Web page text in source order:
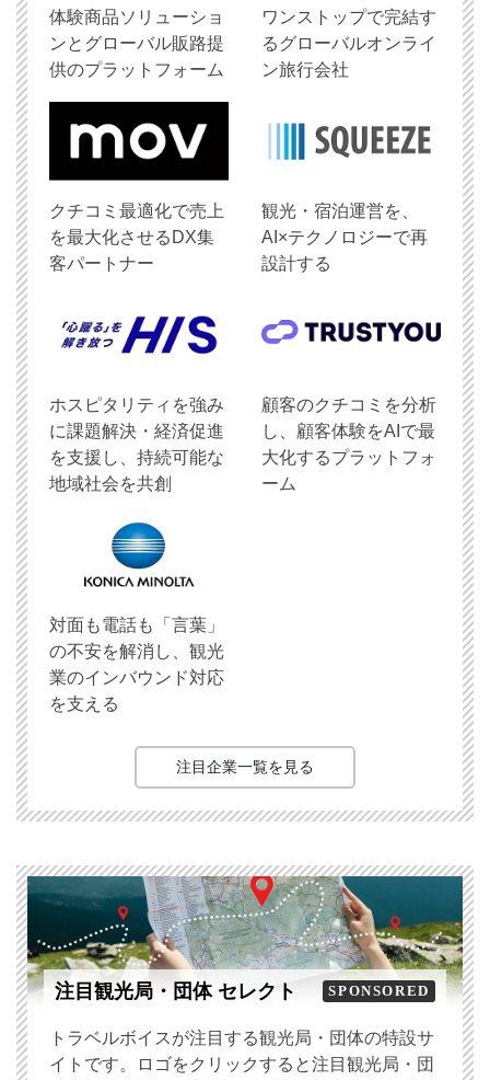
体験商品ソリューショ
ンとグローバル販路提
供のプラットフォーム
ワンストップで完結す
るグローバルオンライ
ン旅行会社
クチコミ最適化で売上
を最大化させるDX集
客パートナー
観光・宿泊運営を、
AI×テクノロジーで再
設計する
ホスピタリティを強み
に課題解決・経済促進
を支援し、持続可能な
地域社会を共創
顧客のクチコミを分析
し、顧客体験をAIで最
大化するプラットフォ
ーム
対面も電話も「言葉」
の不安を解消し、観光
業のインバウンド対応
を支える
注目企業一覧を見る
注目観光局・団体 セレクト SPONSORED
トラベルボイスが注目する観光局・団体の特設サ
イトです。ロゴをクリックすると注目観光局・団